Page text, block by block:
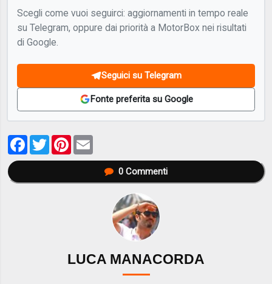
Scegli come vuoi seguirci: aggiornamenti in tempo reale
su Telegram, oppure dai priorità a MotorBox nei risultati
di Google.
Seguici su Telegram
Fonte preferita su Google
Facebook
TwitterPinterest
0Commenti
LUCA MANACORDA